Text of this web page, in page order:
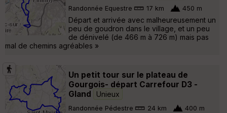
Randonnée Equestre 17 km 450 m
Départ et arrivée avec malheureusement un
peu de goudron dans le village, et un peu
de dénivelé (de 466 m à 726 m) mais pas
mal de chemins agréables »
Un petit tour sur le plateau de
Gourgois- départ Carrefour D3 -
Gland
Unieux
Randonnée Pédestre 24 km 400 m